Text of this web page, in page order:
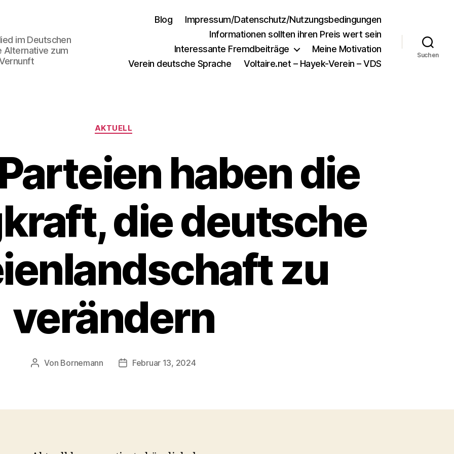
im Deutschen
Alternative zum
Blog
Impressum/Datenschutz/Nutzungsbedingungen
Informationen sollten ihren Preis wert sein
Interessante Fremdbeiträge
Meine Motivation
Verein deutsche Sprache
Voltaire.net – Hayek-Verein – VDS
Suchen
Kategorien
AKTUELL
haben die
die deutsche
zu
verändern
Beitragsautor
Von Bornemann Veröffentlichungsdatum
Februar 13, 2024